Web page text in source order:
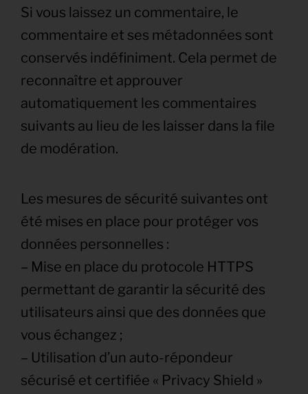
Si vous laissez un commentaire, le
commentaire et ses métadonnées sont
conservés indéfiniment. Cela permet de
reconnaître et approuver
automatiquement les commentaires
suivants au lieu de les laisser dans la file
de modération.
Les mesures de sécurité suivantes ont
été mises en place pour protéger vos
données personnelles :
– Mise en place du protocole HTTPS
permettant de garantir la sécurité des
utilisateurs ainsi que des données que
vous échangez ;
– Utilisation d’un auto-répondeur
sécurisé et certifiée « Privacy Shield »